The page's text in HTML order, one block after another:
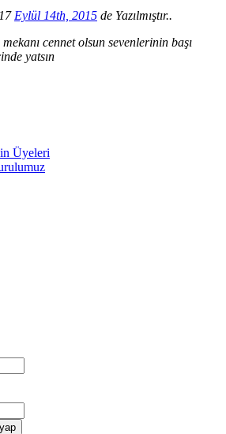
Eylül 14th, 2015 de Yazılmıştır..
cennet olsun sevenlerinin başı
yatsın
Üyeleri